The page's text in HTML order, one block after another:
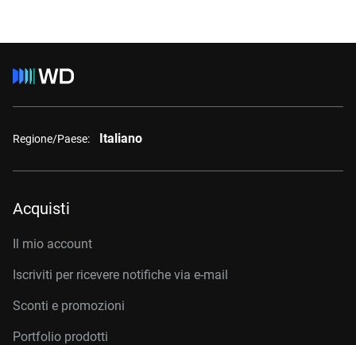
Regione/Paese: Italiano
Acquisti
Il mio account
Iscriviti per ricevere notifiche via e-mail
Sconti e promozioni
Portfolio prodotti